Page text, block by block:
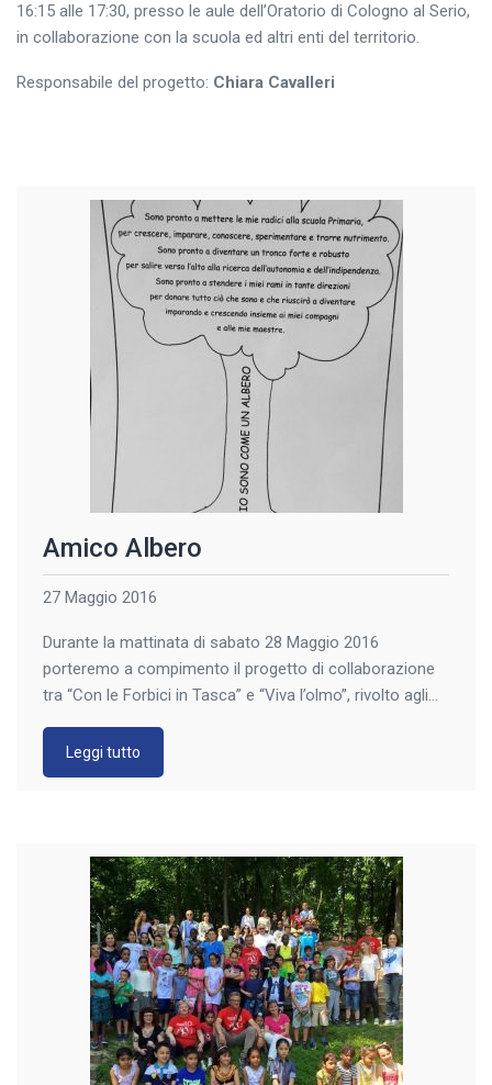
16:15 alle 17:30, presso le aule dell’Oratorio di Cologno al Serio,
in collaborazione con la scuola ed altri enti del territorio.
Responsabile del progetto: Chiara Cavalleri
Amico Albero
27 Maggio 2016
Durante la mattinata di sabato 28 Maggio 2016
porteremo a compimento il progetto di collaborazione
tra “Con le Forbici in Tasca” e “Viva l’olmo”, rivolto agli
progetto ha coinvolto un centinaio di studenti della
scuola secondaria di Cologno al Serio. Il progetto si è
Leggi tutto